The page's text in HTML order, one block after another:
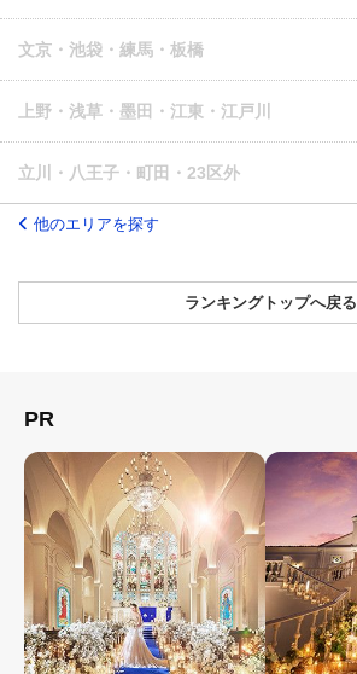
文京・池袋・練馬・板橋
上野・浅草・墨田・江東・江戸川
立川・八王子・町田・23区外
他のエリアを探す
ランキングトップへ戻る
PR